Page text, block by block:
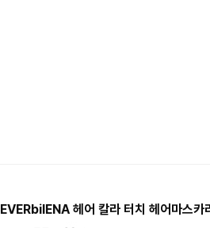
EVERbilENA 헤어 칼라 터치 헤어마스카